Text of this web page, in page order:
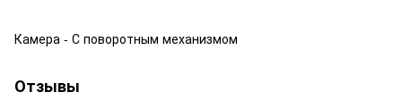
Камера - С поворотным механизмом
Отзывы